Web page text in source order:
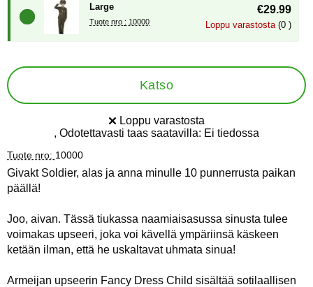
Large
Tuote nro : 10000
€29.99
Loppu varastosta (0 )
Katso
Saatavuus:
Loppu varastosta
, Odotettavasti taas saatavilla: Ei tiedossa
Tuote nro: 10000
Givakt Soldier, alas ja anna minulle 10 punnerrusta paikan
päällä!
Joo, aivan. Tässä tiukassa naamiaisasussa sinusta tulee
voimakas upseeri, joka voi kävellä ympäriinsä käskeen
ketään ilman, että he uskaltavat uhmata sinua!
Armeijan upseerin Fancy Dress Child sisältää sotilaallisen